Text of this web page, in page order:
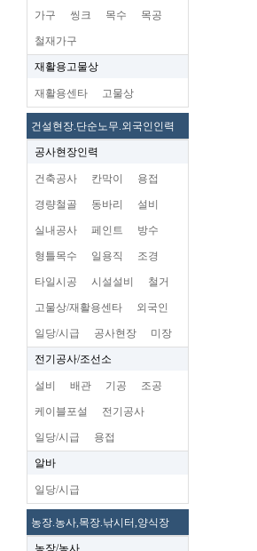
가구 씽크 목수 목공
철재가구
재활용고물상
재활용센타 고물상
건설현장.단순노무.외국인인력
공사현장인력
건축공사 칸막이 용접
경량철골 동바리 설비
실내공사 페인트 방수
형틀목수 일용직 조경
타일시공 시설설비 철거
고물상/재활용센타 외국인
일당/시급 공사현장 미장
전기공사/조선소
설비 배관 기공 조공
케이블포설 전기공사
일당/시급 용접
알바
일당/시급
농장.농사,목장.낚시터,양식장
농장/농사